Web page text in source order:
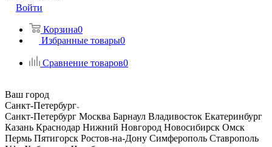
Войти
Корзина0
Избранные товары0
Сравнение товаров0
Ваш город
Санкт-Петербург
Санкт-Петербург Москва Барнаул Владивосток Екатеринбург
Казань Краснодар Нижний Новгород Новосибирск Омск
Пермь Пятигорск Ростов-на-Дону Симферополь Ставрополь